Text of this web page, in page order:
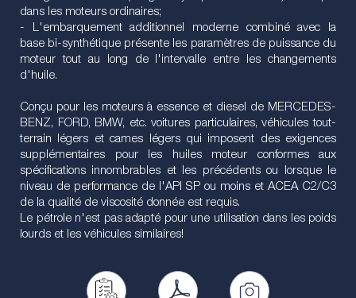
dans les moteurs ordinaires;
- L'embarquement additionnel moderne combiné avec la
base bi-synthétique présente les paramètres de puissance du
moteur tout au long de l'intervalle entre les changements
d'huile.
Conçu pour les moteurs à essence et diesel de MERCEDES-
BENZ, FORD, BMW, etc. voitures particulaires, véhicules tout-
terrain légers et cames légers qui imposent des exigences
supplémentaires pour les huiles moteur conformes aux
spécifications innombrables et les précédents ou lorsque le
niveau de performance de l'API SP ou moins et ACEA C2/C3
de la qualité de viscosité donnée est requis.
Le pétrole n'est pas adapté pour une utilisation dans les poids
lourds et les véhicules similaires!